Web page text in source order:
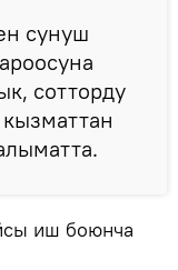
сунуш
сотторду
иш боюнча